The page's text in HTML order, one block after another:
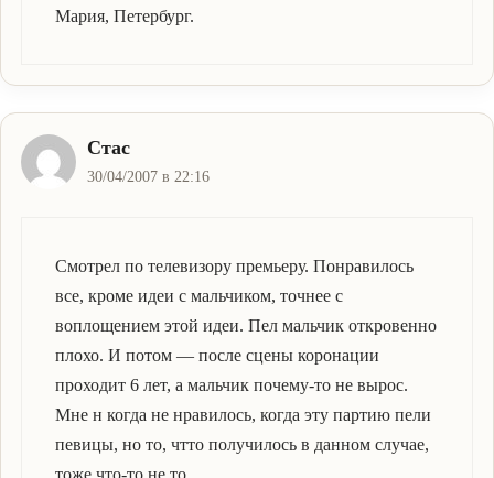
Мария, Петербург.
Стас
30/04/2007 в 22:16
Смотрел по телевизору премьеру. Понравилось
все, кроме идеи с мальчиком, точнее с
воплощением этой идеи. Пел мальчик откровенно
плохо. И потом — после сцены коронации
проходит 6 лет, а мальчик почему-то не вырос.
Мне н когда не нравилось, когда эту партию пели
певицы, но то, чтто получилось в данном случае,
тоже что-то не то.